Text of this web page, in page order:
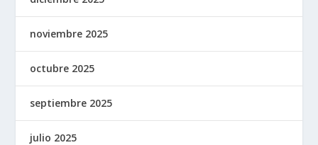
noviembre 2025
octubre 2025
septiembre 2025
julio 2025